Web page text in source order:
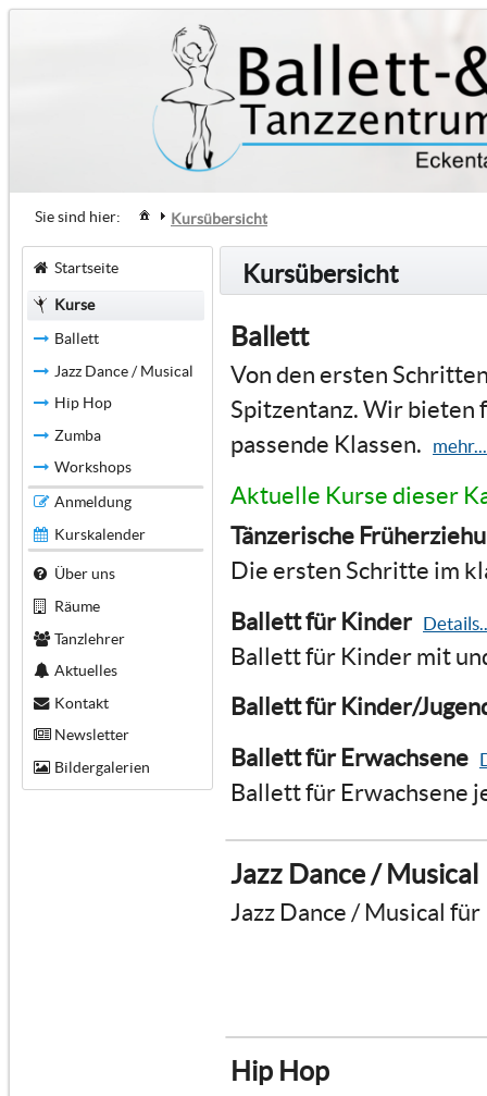
Sie sind hier: Kursübersicht
Startseite
Kurse
Ballett
Jazz Dance / Musical
Hip Hop
Zumba
Workshops
Anmeldung
Kurskalender
Über uns
Räume
Tanzlehrer
Aktuelles
Kontakt
Newsletter
Bildergalerien
Kursübersicht
Ballett
Von den ersten
Spitzentanz. Wir bieten
passende Klassen.
mehr...
Aktuelle Kurse dieser
Tänzerische
Die ersten Schritte im
Ballett für Kinder
Ballett für Kinder mit
Ballett für Kinder/
Ballett für Erwachsene
Ballett für Erwachsene
Jazz Dance / Musical
Jazz Dance / Musical
Hip Hop